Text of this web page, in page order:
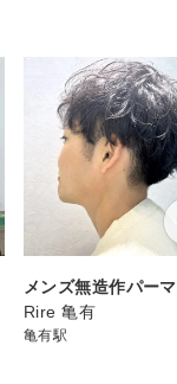
メンズ無造作パーマ
Rire 亀有
亀有駅